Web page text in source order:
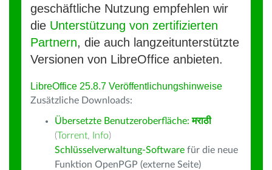
geschäftliche Nutzung empfehlen wir
die Unterstützung von zertifizierten
Partnern, die auch langzeitunterstützte
Versionen von LibreOffice anbieten.
LibreOffice 25.8.7 Veröffentlichungshinweise
Zusätzliche Downloads:
Übersetzte Benutzeroberfläche:मराठी
(Torrent, Info)
Schlüsselverwaltung-Software für die neue
Funktion OpenPGP (externe Seite)